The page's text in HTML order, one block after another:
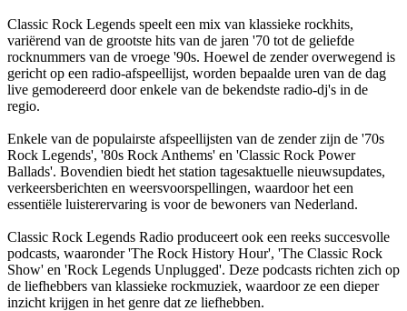
Classic Rock Legends speelt een mix van klassieke rockhits,
variërend van de grootste hits van de jaren '70 tot de geliefde
rocknummers van de vroege '90s. Hoewel de zender overwegend is
gericht op een radio-afspeellijst, worden bepaalde uren van de dag
live gemodereerd door enkele van de bekendste radio-dj's in de
regio.
Enkele van de populairste afspeellijsten van de zender zijn de '70s
Rock Legends', '80s Rock Anthems' en 'Classic Rock Power
Ballads'. Bovendien biedt het station tagesaktuelle nieuwsupdates,
verkeersberichten en weersvoorspellingen, waardoor het een
essentiële luisterervaring is voor de bewoners van Nederland.
Classic Rock Legends Radio produceert ook een reeks succesvolle
podcasts, waaronder 'The Rock History Hour', 'The Classic Rock
Show' en 'Rock Legends Unplugged'. Deze podcasts richten zich op
de liefhebbers van klassieke rockmuziek, waardoor ze een dieper
inzicht krijgen in het genre dat ze liefhebben.